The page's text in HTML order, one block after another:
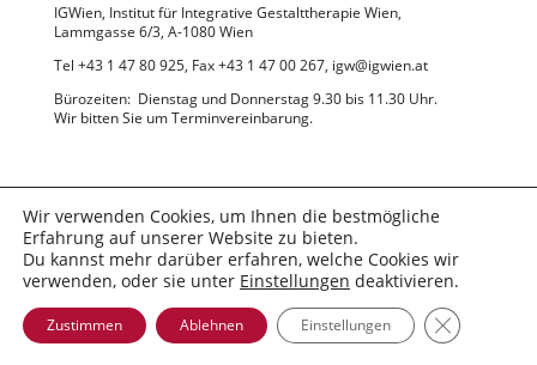
IGWien, Institut für Integrative Gestalttherapie Wien,
Lammgasse 6/3, A-1080 Wien
Tel +43 1 47 80 925, Fax +43 1 47 00 267, igw@igwien.at
Bürozeiten: Dienstag und Donnerstag 9.30 bis 11.30 Uhr.
Wir bitten Sie um Terminvereinbarung.
© 2022 IGWien
Wir verwenden Cookies, um Ihnen die bestmögliche
Erfahrung auf unserer Website zu bieten.
Du kannst mehr darüber erfahren, welche Cookies wir
verwenden, oder sie unter Einstellungen deaktivieren.
Zustimmen Ablehnen Einstellungen GDPR